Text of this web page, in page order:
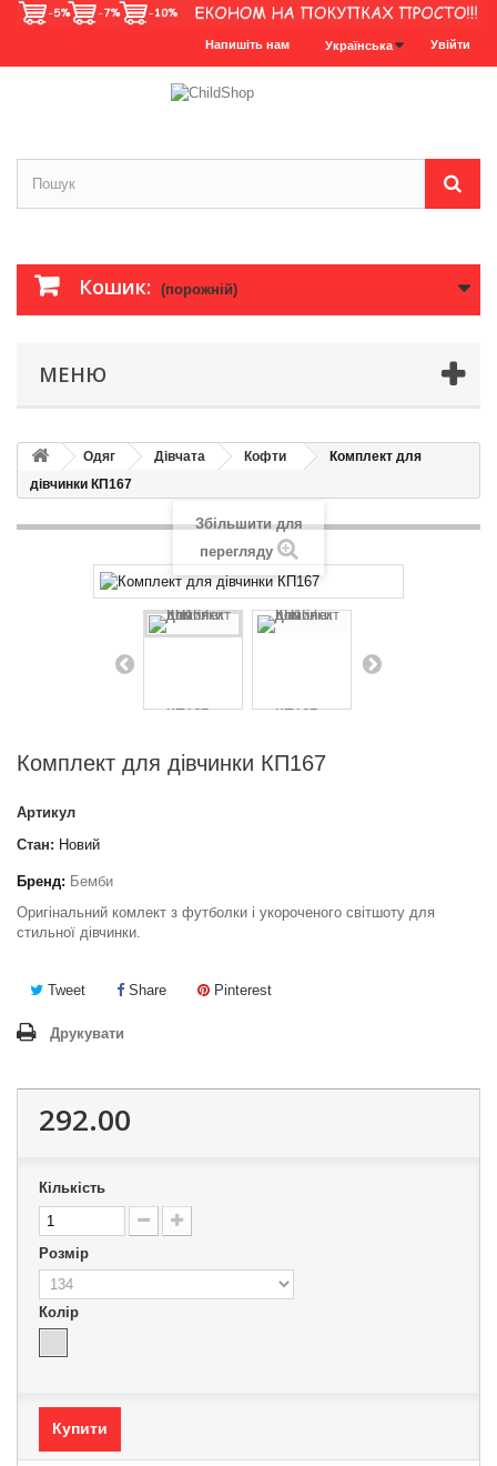
Увійти
Українська
Напишіть нам
Кошик: (порожній)
МЕНЮ
Одяг Дівчата Кофти
Комплект для
дівчинки КП167
Збільшити для
перегляду
Комплект для дівчинки КП167
Артикул
Стан: Новий
Бренд: Бемби
Оригінальний комлект з футболки і укороченого світшоту для
стильної дівчинки.
Tweet Share Pinterest
Друкувати
292.00
Кількість
Розмір
Колір
Купити